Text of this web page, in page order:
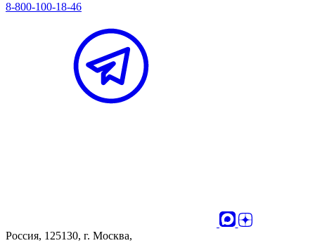
8-800-100-18-46
Россия, 125130, г. Москва,